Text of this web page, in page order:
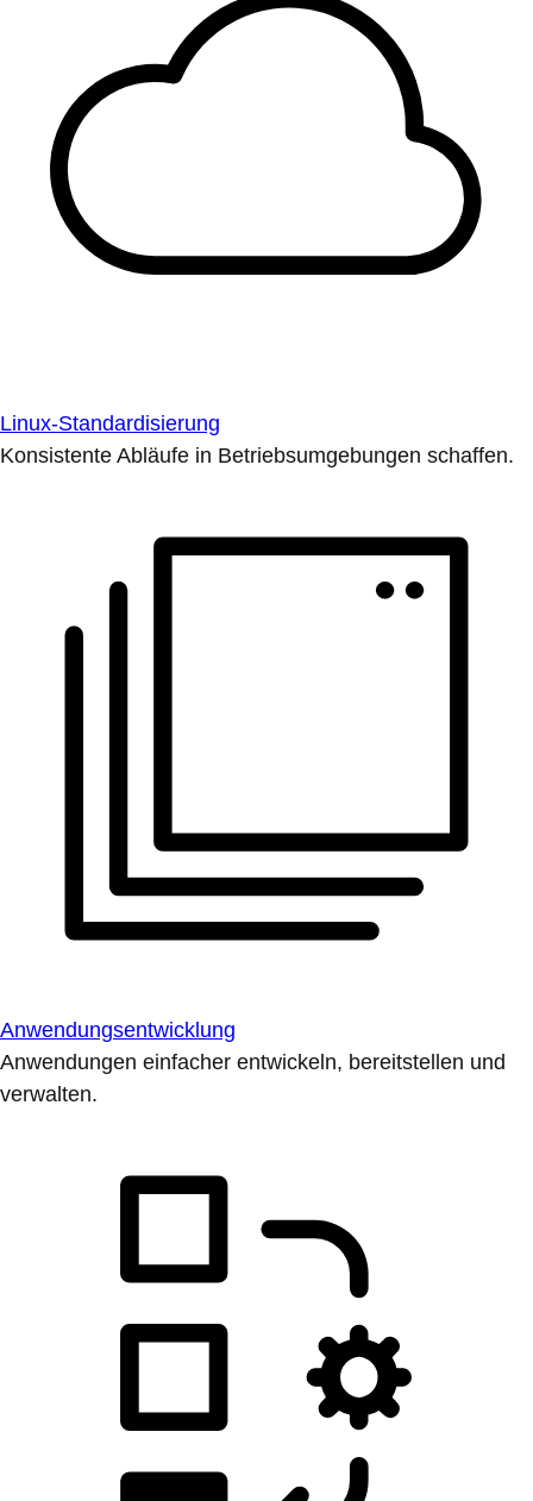
Linux-Standardisierung
Konsistente Abläufe in Betriebsumgebungen schaffen.
Anwendungsentwicklung
Anwendungen einfacher entwickeln, bereitstellen und
verwalten.